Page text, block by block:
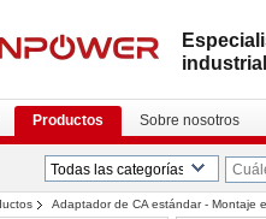
industrial
Productos Sobre nosotros
Adaptador de CA estándar - Montaje